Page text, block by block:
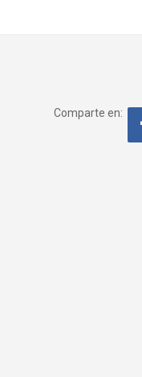
Comparte en: